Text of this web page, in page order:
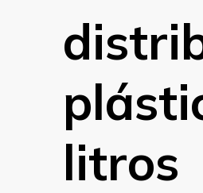
litros